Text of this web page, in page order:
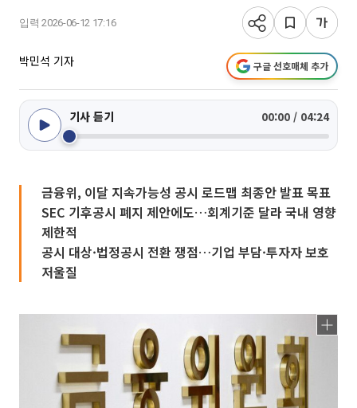
입력 2026-06-12 17:16
박민석 기자 구글 선호매체 추가
기사 듣기 00:00 / 04:24
금융위, 이달 지속가능성 공시 로드맵 최종안 발표 목표
SEC 기후공시 폐지 제안에도…회계기준 달라 국내 영향
제한적
공시 대상·법정공시 전환 쟁점…기업 부담·투자자 보호
저울질